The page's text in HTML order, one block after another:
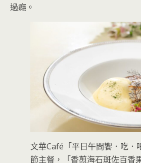
過癮。
文華Café「平日午間饗．吃．
節主餐，「香煎海石斑佐百香